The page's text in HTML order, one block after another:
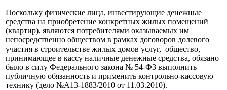
Поскольку физические лица, инвестирующие денежные
средства на приобретение конкретных жилых помещений
(квартир), являются потребителями оказываемых им
непосредственно обществом в рамках договоров долевого
участия в строительстве жилых домов услуг, общество,
принимающее в кассу наличные денежные средства, обязано
было в силу Федерального закона № 54-ФЗ выполнить
публичную обязанность и применить контрольно-кассовую
технику (дело №А13-1883/2010 от 11.03.2010).